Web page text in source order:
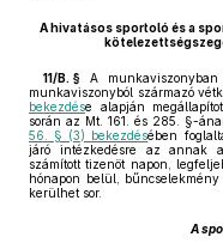
A hivatásos sportoló és a
11/B. § A
munkaviszonyból származó
bekezdése alapján
során az Mt. 161. és 285. §-
56. § (3) bekezdésében
járó intézkedésre az annak
számított tizenöt napon,
hónapon belül,
kerülhet sor.
A